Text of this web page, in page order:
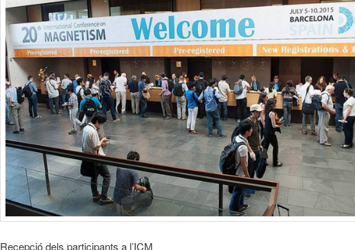
Recepció dels participants a l’ICM